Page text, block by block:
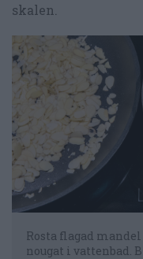
skalen.
Rosta flagad
nougat i vattenbad.